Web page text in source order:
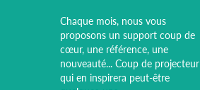
Chaque mois, nous vous
proposons un support coup de
cœur, une référence, une
nouveauté... Coup de projecteur
qui en inspirera peut-être